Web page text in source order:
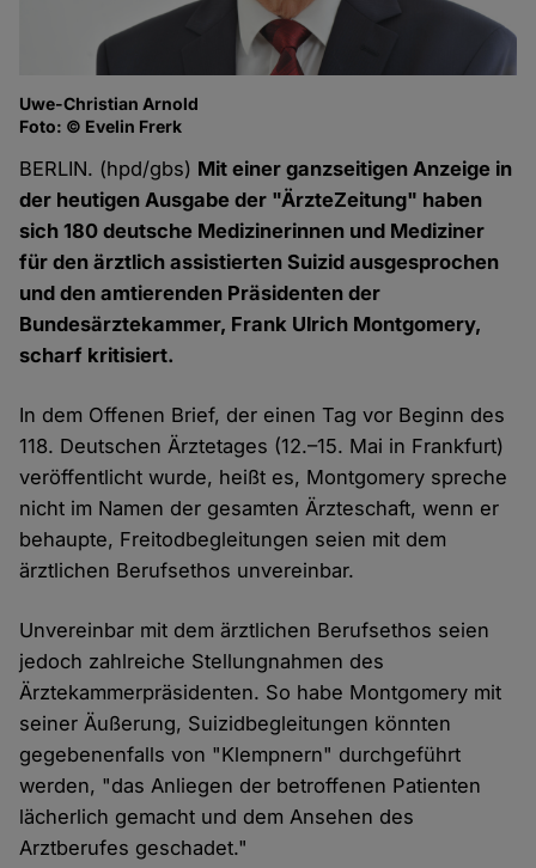
Uwe-Christian Arnold
Foto: © Evelin Frerk
BERLIN. (hpd/gbs) Mit einer ganzseitigen Anzeige in
der heutigen Ausgabe der "ÄrzteZeitung" haben
sich 180 deutsche Medizinerinnen und Mediziner
für den ärztlich assistierten Suizid ausgesprochen
und den amtierenden Präsidenten der
Bundesärztekammer, Frank Ulrich Montgomery,
scharf kritisiert.
In dem Offenen Brief, der einen Tag vor Beginn des
118. Deutschen Ärztetages (12.–15. Mai in Frankfurt)
veröffentlicht wurde, heißt es, Montgomery spreche
nicht im Namen der gesamten Ärzteschaft, wenn er
behaupte, Freitodbegleitungen seien mit dem
ärztlichen Berufsethos unvereinbar.
Unvereinbar mit dem ärztlichen Berufsethos seien
jedoch zahlreiche Stellungnahmen des
Ärztekammerpräsidenten. So habe Montgomery mit
seiner Äußerung, Suizidbegleitungen könnten
gegebenenfalls von "Klempnern" durchgeführt
werden, "das Anliegen der betroffenen Patienten
lächerlich gemacht und dem Ansehen des
Arztberufes geschadet."